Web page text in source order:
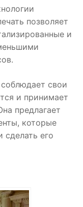
позволяет
и
свои
и принимает
предлагает
которые
сделать его